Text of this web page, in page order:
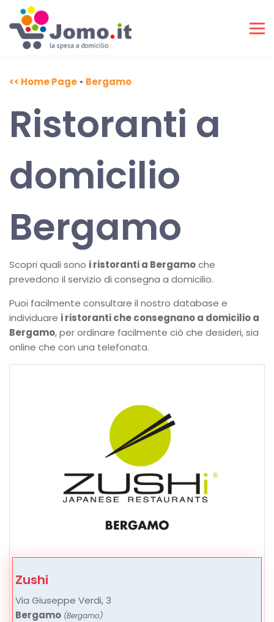
<< Home Page • Bergamo
Ristoranti a
domicilio
Bergamo
Scopri quali sono i ristoranti a Bergamoche
prevedono il servizio di consegna a domicilio.
Puoi facilmente consultare il nostro database e
individuare i ristoranti che consegnano a domicilio a
Bergamo, per ordinare facilmente ciò che desideri, sia
online che con una telefonata.
Zushi
Via Giuseppe Verdi, 3
Bergamo (Bergamo)